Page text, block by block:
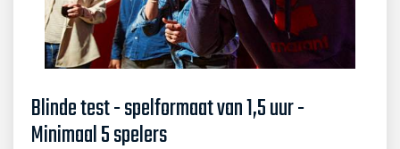
Blinde test - spelformaat van 1,5 uur -
Minimaal 5 spelers